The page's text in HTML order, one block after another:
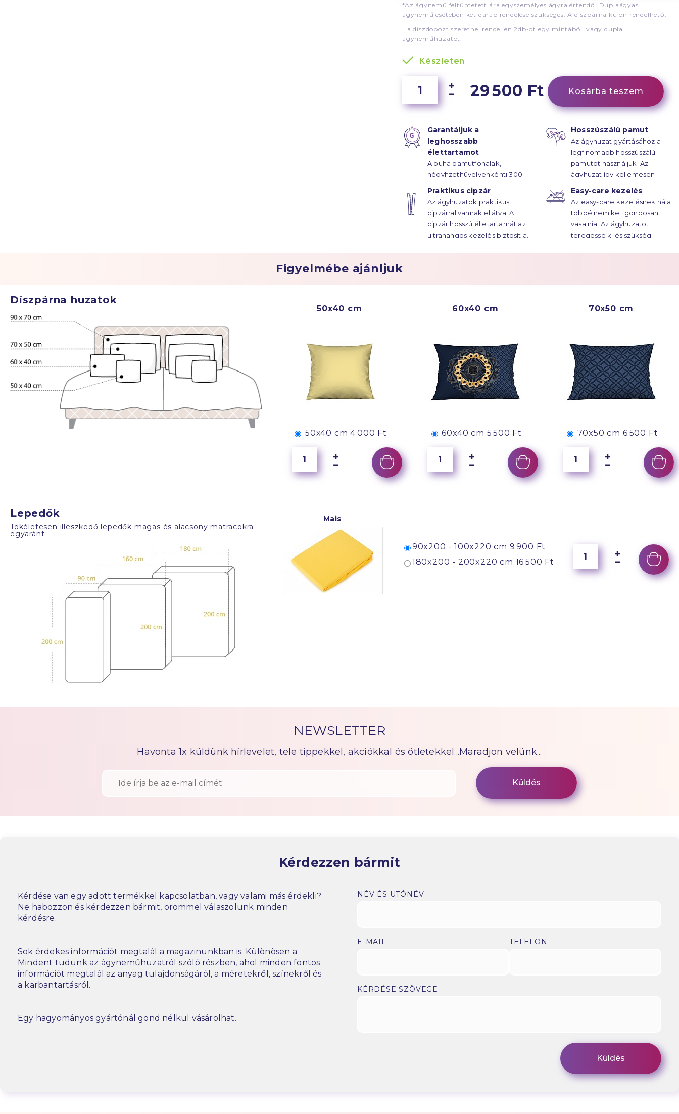
*Az ágynemű feltüntetett ára egyszemélyes ágyra értendő! Duplaágyas
ágynemű esetében két darab rendelése szükséges. A díszpárna külön rendelhető.
Ha díszdobozt szeretne, rendeljen 2db-ot egy mintából, vagy dupla
ágyneműhuzatot.
Készleten
29 500 Ft Kosárba teszem
Garantáljuk a
leghosszabb
élettartamot
A puha pamutfonalak,
négyhzethüvelyenkénti 300
szál sűrűsségű
szaténkötésének hála, az
ágyhuzatok élettartama
évtizedekre húzódik.
Hosszúszálú pamut
Az ágyhuzat gyártásához a
legfinomabb hosszúszálú
pamutot használjuk. Az
ágyhuzat így kellemesen
Praktikus cipzár
Az ágyhuzatok praktikus
cipzárral vannak ellátva. A
cipzár hosszú élletartamát az
ultrahangos kezelés biztosítja.
Easy-care kezelés
Az easy-care kezelésnek hála
többé nem kell gondosan
vasalnia. Az ágyhuzatot
teregesse ki és szükség
Figyelmébe ajánljuk
Díszpárna huzatok
50x40 cm
50x40 cm 4 000 Ft
60x40 cm
60x40 cm 5 500 Ft
70x50 cm
70x50 cm 6 500 Ft
Lepedők
Tökéletesen illeszkedő lepedők magas és alacsony matracokra
egyaránt.
Mais
90x200 - 100x220 cm 9 900 Ft
180x200 - 200x220 cm 16 500 Ft
NEWSLETTER
Havonta 1x küldünk hírlevelet, tele tippekkel, akciókkal és ötletekkel...Maradjon velünk...
Kérdezzen bármit
Kérdése van egy adott termékkel kapcsolatban, vagy valami más érdekli?
Ne habozzon és kérdezzen bármit, örömmel válaszolunk minden
kérdésre.
Sok érdekes információt megtalál a magazinunkban is. Különösen a
Mindent tudunk az ágyneműhuzatról szóló részben, ahol minden fontos
információt megtalál az anyag tulajdonságáról, a méretekről, színekről és
a karbantartásról.
Egy hagyományos gyártónál gond nélkül vásárolhat.
NÉV ÉS UTÓNÉV
E-MAIL TELEFON
KÉRDÉSE SZÖVEGE